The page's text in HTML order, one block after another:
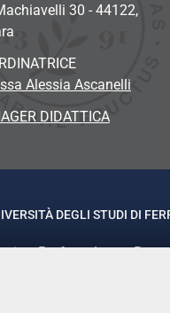
30 - 44122,
Alessia Ascanelli
DIDATTICA
DEGLI STUDI DI
Prof.ssa Laura